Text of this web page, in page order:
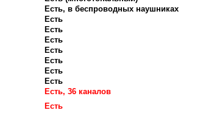
Есть, в беспроводных наушниках
Есть
Есть
Есть
Есть
Есть
Есть
Есть
Есть, 36 каналов
Есть